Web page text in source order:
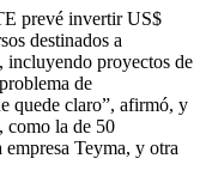
prevé invertir US$
destinados a
incluyendo proyectos de
de
quede claro”, afirmó, y
como la de 50
Teyma, y otra